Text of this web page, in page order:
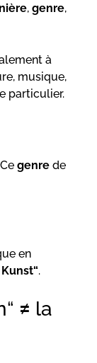
, genre,
à
musique,
particulier.
genre de
en
.
≠ la